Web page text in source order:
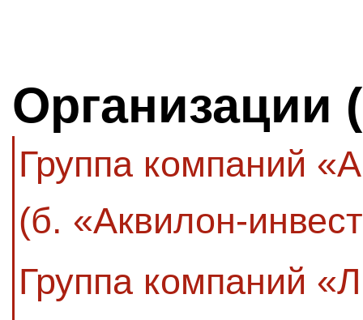
Организации
Группа компаний
(б. «Аквилон-
Группа компаний